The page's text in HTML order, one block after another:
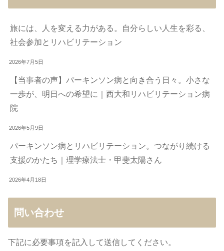
旅には、人を変える力がある。自分らしい人生を彩る、
社会参加とリハビリテーション
2026年7月5日
【当事者の声】パーキンソン病と向き合う日々。小さな
一歩が、明日への希望に｜西大和リハビリテーション病
院
2026年5月9日
パーキンソン病とリハビリテーション。つながり続ける
支援のかたち｜理学療法士・甲斐太陽さん
2026年4月18日
問い合わせ
下記に必要事項を記入して送信してください。